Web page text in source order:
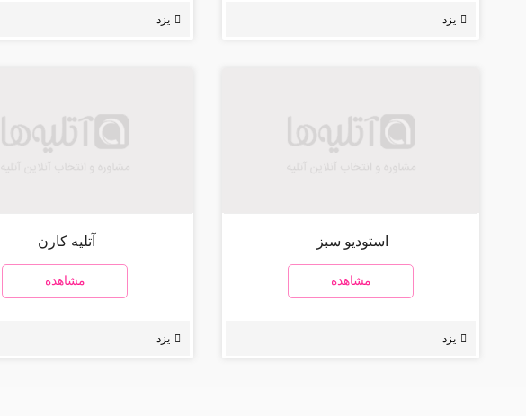
یزد یزد
استودیو سبز
مشاهده
یزد
آتلیه کارن
مشاهده
یزد